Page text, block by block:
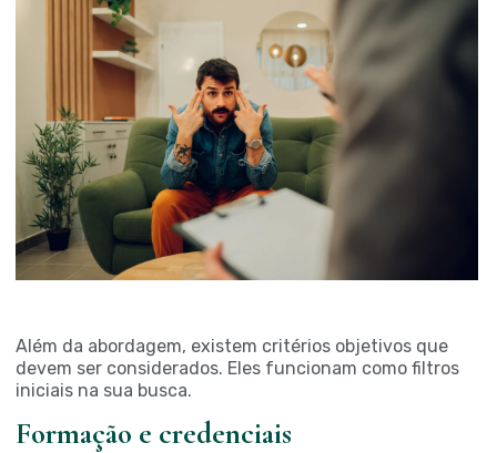
Além da abordagem, existem critérios objetivos que
devem ser considerados. Eles funcionam como filtros
iniciais na sua busca.
Formação e credenciais